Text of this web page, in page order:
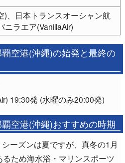
)、日本トランスオーシャン航
ニラエア(VanillaAir)
空港(沖縄)の始発と最終の
19:30発 (水曜のみ20:00発)
空港(沖縄)おすすめの時期
ーズンは夏ですが、真冬の1月
ため海水浴・マリンスポーツ